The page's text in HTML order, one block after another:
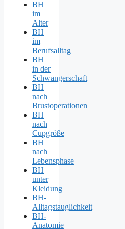
BH
im
Alter
BH
im
Berufsalltag
BH
in der
Schwangerschaft
BH
nach
Brustoperationen
BH
nach
Cupgröße
BH
nach
Lebensphase
BH
unter
Kleidung
BH-
Alltagstauglichkeit
BH-
Anatomie